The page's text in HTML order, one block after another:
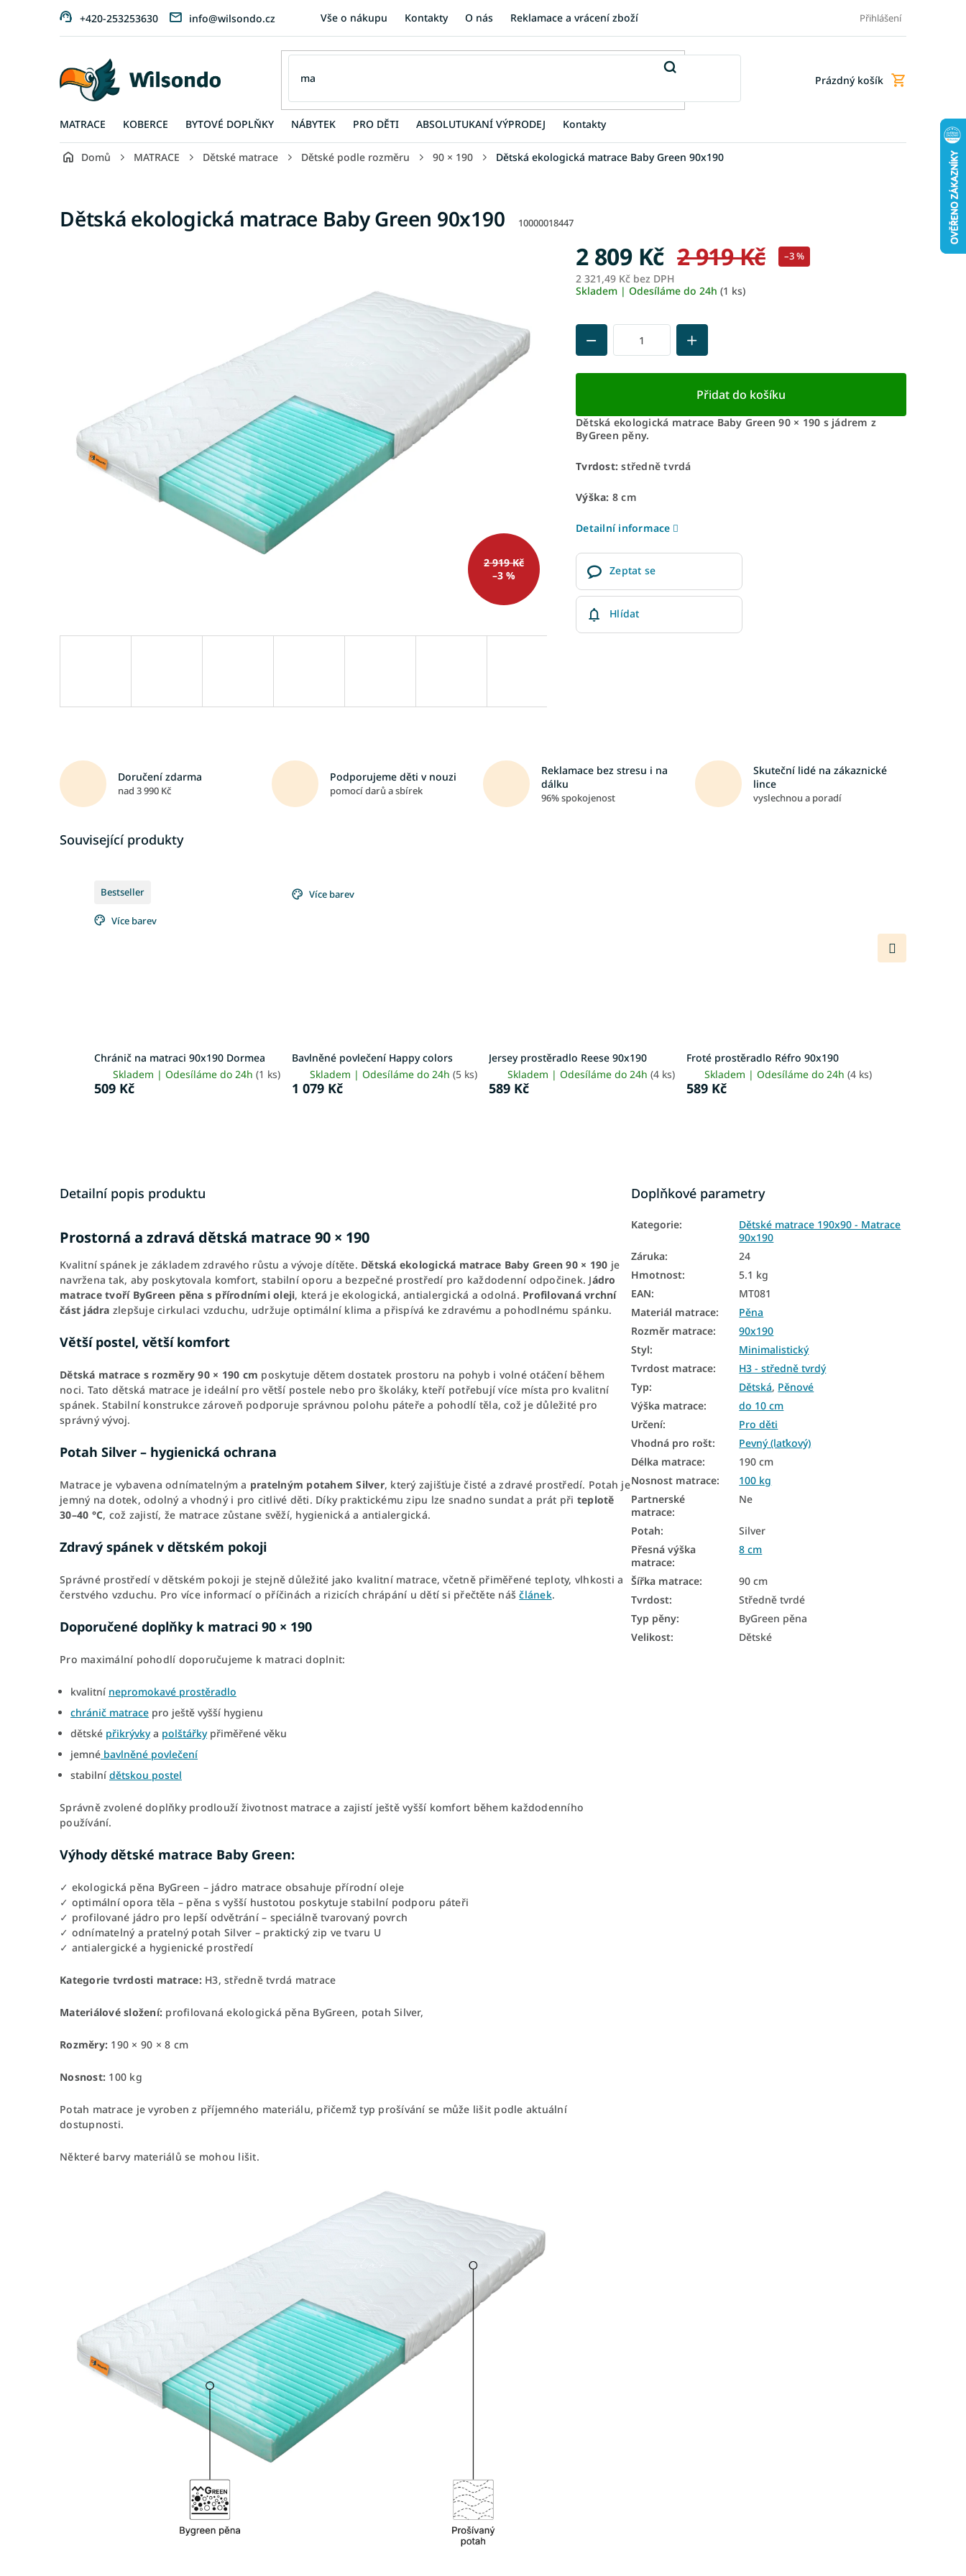
+420-253253630 info@wilsondo.cz Vše o nákupu Kontakty O nás Reklamace a vrácení zboží Obchodní podmínky
Přihlášení
Nákupní
Prázdný košík
MATRACE KOBERCE BYTOVÉ DOPLŇKY NÁBYTEK PRO DĚTI ABSOLUTUKANÍ VÝPRODEJ Kontakty
Domů MATRACE Dětské matrace Dětské podle rozměru 90 × 190 Dětská ekologická matrace Baby Green 90x190
Dětská ekologická matrace Baby Green 90x190 10000018447
2 919 Kč
–3 %
2 919 Kč –3 %
2 809 Kč
2 321,49 Kč bez DPH
Skladem | Odesíláme do 24h (1 ks)
Přidat do košíku
Dětská ekologická matrace Baby Green 90 × 190 s jádrem z
ByGreen pěny.
Tvrdost: středně tvrdá
Výška: 8 cm
Detailní informace
Zeptat se
Hlídat
Doručení zdarma
nad 3 990 Kč
Podporujeme děti v nouzi
pomocí darů a sbírek
Reklamace bez stresu i na
dálku
96% spokojenost
Skuteční lidé na zákaznické
lince
vyslechnou a poradí
Související produkty
Bestseller
Více barev
Chránič na matraci 90x190 Dormea
Skladem | Odesíláme do 24h (1 ks)
509 Kč
Více barev
Bavlněné povlečení Happy colors
Skladem | Odesíláme do 24h (5 ks)
1 079 Kč
Jersey prostěradlo Reese 90x190
Skladem | Odesíláme do 24h (4 ks)
589 Kč
Froté prostěradlo Réfro 90x190
Skladem | Odesíláme do 24h (4 ks)
589 Kč
Další
produkt
Detailní popis produktu
Prostorná a zdravá dětská matrace 90 × 190
Kvalitní spánek je základem zdravého růstu a vývoje dítěte. Dětská ekologická matrace Baby Green 90 × 190 je
navržena tak, aby poskytovala komfort, stabilní oporu a bezpečné prostředí pro každodenní odpočinek. Jádro
matrace tvoří ByGreen pěna s přírodními oleji, která je ekologická, antialergická a odolná. Profilovaná vrchní
část jádra zlepšuje cirkulaci vzduchu, udržuje optimální klima a přispívá ke zdravému a pohodlnému spánku.
Větší postel, větší komfort
Dětská matrace s rozměry 90 × 190 cm poskytuje dětem dostatek prostoru na pohyb i volné otáčení během
noci. Tato dětská matrace je ideální pro větší postele nebo pro školáky, kteří potřebují více místa pro kvalitní
spánek. Stabilní konstrukce zároveň podporuje správnou polohu páteře a pohodlí těla, což je důležité pro
správný vývoj.
Potah Silver – hygienická ochrana
Matrace je vybavena odnímatelným a pratelným potahem Silver, který zajišťuje čisté a zdravé prostředí. Potah je
jemný na dotek, odolný a vhodný i pro citlivé děti. Díky praktickému zipu lze snadno sundat a prát při teplotě
30–40 °C, což zajistí, že matrace zůstane svěží, hygienická a antialergická.
Zdravý spánek v dětském pokoji
Správné prostředí v dětském pokoji je stejně důležité jako kvalitní matrace, včetně přiměřené teploty, vlhkosti a
čerstvého vzduchu. Pro více informací o příčinách a rizicích chrápání u dětí si přečtěte náščlánek.
Doporučené doplňky k matraci 90 × 190
Pro maximální pohodlí doporučujeme k matraci doplnit:
kvalitní nepromokavé prostěradlo
chránič matrace pro ještě vyšší hygienu
dětské přikrývkya polštářkypřiměřené věku
jemné bavlněné povlečení
stabilní dětskou postel
Správně zvolené doplňky prodlouží životnost matrace a zajistí ještě vyšší komfort během každodenního
používání.
Výhody dětské matrace Baby Green:
✓ ekologická pěna ByGreen – jádro matrace obsahuje přírodní oleje
✓ optimální opora těla – pěna s vyšší hustotou poskytuje stabilní podporu páteři
✓ profilované jádro pro lepší odvětrání – speciálně tvarovaný povrch
✓ odnímatelný a pratelný potah Silver – praktický zip ve tvaru U
✓ antialergické a hygienické prostředí
Kategorie tvrdosti matrace: H3, středně tvrdá matrace
Materiálové složení: profilovaná ekologická pěna ByGreen, potah Silver,
Rozměry: 190 × 90 × 8 cm
Nosnost: 100 kg
Potah matrace je vyroben z příjemného materiálu, přičemž typ prošívání se může lišit podle aktuální
dostupnosti.
Některé barvy materiálů se mohou lišit.
Doplňkové parametry
Kategorie:
Dětské matrace 190x90 - Matrace
90x190
Záruka:
24
Hmotnost:
5.1 kg
EAN:
MT081
Materiál matrace:
Pěna
Rozměr matrace:
90x190
Styl:
Minimalistický
Tvrdost matrace:
H3 - středně tvrdý
Typ: Dětská, Pěnové
Výška matrace:
do 10 cm
Určení:
Pro děti
Vhodná pro rošt:
Pevný (laťkový)
Délka matrace:
190 cm
Nosnost matrace:
100 kg
Partnerské
matrace:
Ne
Potah:
Silver
Přesná výška
matrace:
8 cm
Šířka matrace:
90 cm
Tvrdost:
Středně tvrdé
Typ pěny:
ByGreen pěna
Velikost: Dětské